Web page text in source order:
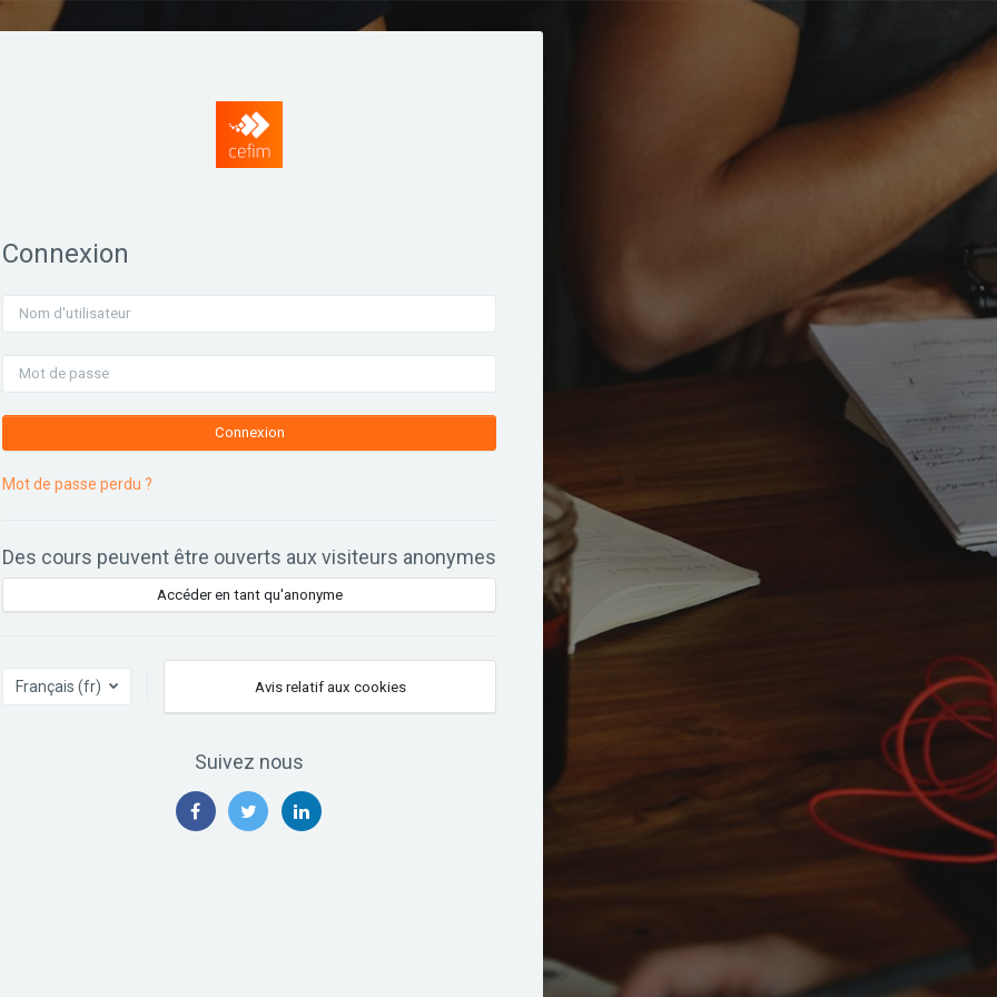
Connexion
Nom d'utilisateur
Mot de passe
Connexion
Mot de passe perdu ?
Des cours peuvent être ouverts aux visiteurs anonymes
Accéder en tant qu'anonyme
Français ‎(fr)‎ Avis relatif aux cookies
Suivez nous